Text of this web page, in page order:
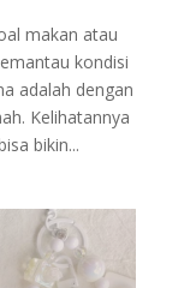
makan atau
kondisi
adalah dengan
Kelihatannya
bikin...